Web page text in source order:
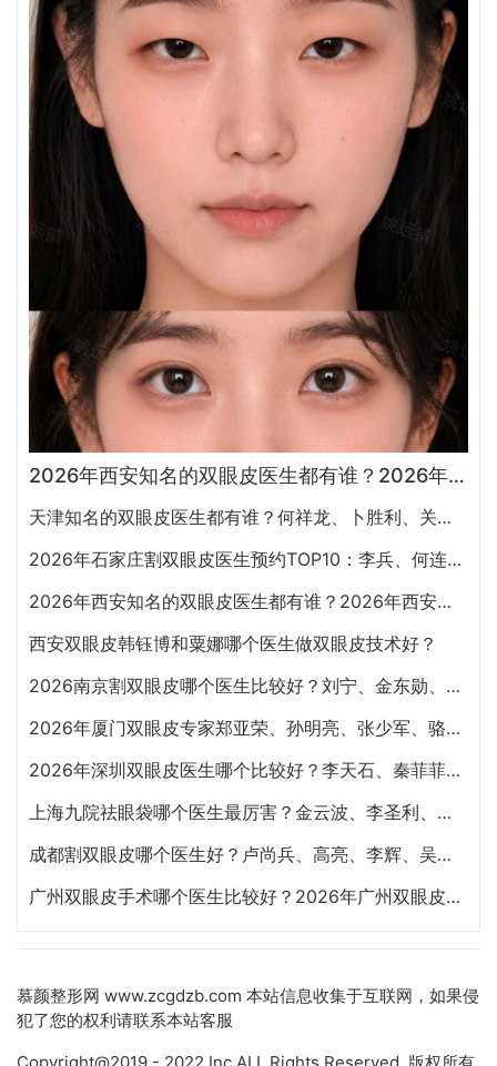
2026年西安知名的双眼皮医生都有谁？2026年西安双眼皮专家预约排行榜大全
天津知名的双眼皮医生都有谁？何祥龙、卜胜利、关迪剑、邵妍、夏红福、毕小丽谁双眼皮做得好？
2026年石家庄割双眼皮医生预约TOP10：李兵、何连宝、翟彦刚、毛俊涛、丁庆丰、崔剑、张洁、王亚斌、马云鹏、张玉辉、李海霞
2026年西安知名的双眼皮医生都有谁？2026年西安双眼皮专家预约排行榜大全
西安双眼皮韩钰博和粟娜哪个医生做双眼皮技术好？
2026南京割双眼皮哪个医生比较好？刘宁、金东勋、朱喆辰、丁洪如、孙宗良哪个最好？
2026年厦门双眼皮专家郑亚荣、孙明亮、张少军、骆新峰、张宏、陈运生哪个最好？
2026年深圳双眼皮医生哪个比较好？李天石、秦菲菲、朱武根、田芳斌、林登文哪个最好？
上海九院祛眼袋哪个医生最厉害？金云波、李圣利、苏薇洁、孙笛、高博闻祛眼袋技术谁好？
成都割双眼皮哪个医生好？卢尚兵、高亮、李辉、吴建、杨迪、雷蕾、李萍、虞冬梅谁好？
广州双眼皮手术哪个医生比较好？2026年广州双眼皮专家预约排行榜前十名大全
慕颜整形网 www.zcgdzb.com 本站信息收集于互联网，如果侵
犯了您的权利请联系本站客服